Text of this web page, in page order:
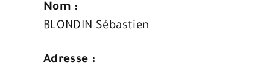
Nom :
BLONDIN Sébastien
Adresse :